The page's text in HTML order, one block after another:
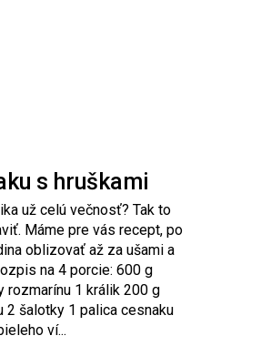
s hruškami
už celú večnosť? Tak to
Máme pre vás recept, po
oblizovať až za ušami a
na 4 porcie: 600 g
1 králik 200 g
2 šalotky 1 palica cesnaku
ví...